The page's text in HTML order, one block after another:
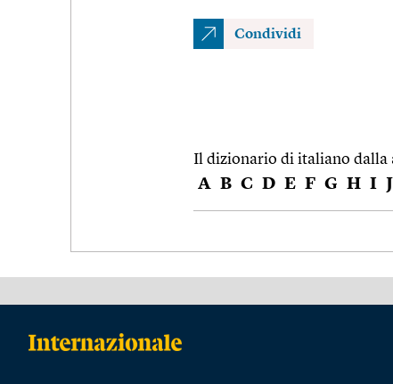
Condividi
Il dizionario di italiano dalla
A B C D E F G H I J